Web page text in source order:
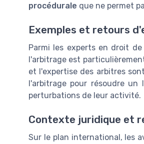
procédurale que ne permet
Exemples et retours
Parmi les experts en droit
l'arbitrage est
et l'expertise des arbitres
l'arbitrage pour résoudre
perturbations de leur activité.
Contexte juridique et
Sur le plan international, les